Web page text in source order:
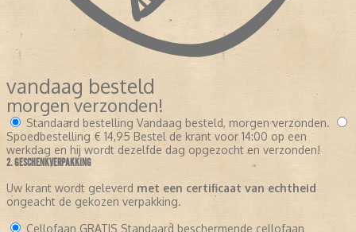
vandaag besteld
morgen verzonden!
Standaard bestelling Vandaag besteld, morgen verzonden.
Spoedbestelling € 14,95 Bestel de krant voor 14:00 op een
werkdag en hij wordt dezelfde dag opgezocht en verzonden!
2. GESCHENKVERPAKKING
Uw krant wordt geleverd met een certificaat van echtheid
ongeacht de gekozen verpakking.
Cellofaan GRATIS Standaard beschermende cellofaan